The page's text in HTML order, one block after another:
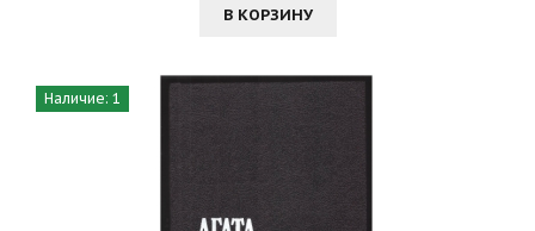
В КОРЗИНУ
Наличие: 1